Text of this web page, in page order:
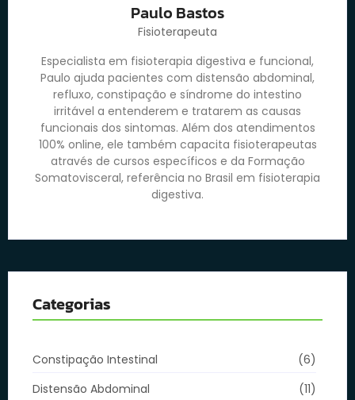
Paulo Bastos
Fisioterapeuta
Especialista em fisioterapia digestiva e funcional,
Paulo ajuda pacientes com distensão abdominal,
refluxo, constipação e síndrome do intestino
irritável a entenderem e tratarem as causas
funcionais dos sintomas. Além dos atendimentos
100% online, ele também capacita fisioterapeutas
através de cursos específicos e da Formação
Somatovisceral, referência no Brasil em fisioterapia
digestiva.
Categorias
Constipação Intestinal
(6)
Distensão Abdominal
(11)